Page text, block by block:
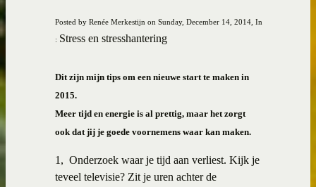
Posted by Renée Merkestijn on Sunday, December 14, 2014, In
: Stress en stresshantering
Dit zijn mijn tips om een nieuwe start te maken in
2015.
Meer tijd en energie is al prettig, maar het zorgt
ook dat jij je goede voornemens waar kan maken.
1, Onderzoek waar je tijd aan verliest. Kijk je
teveel televisie? Zit je uren achter de